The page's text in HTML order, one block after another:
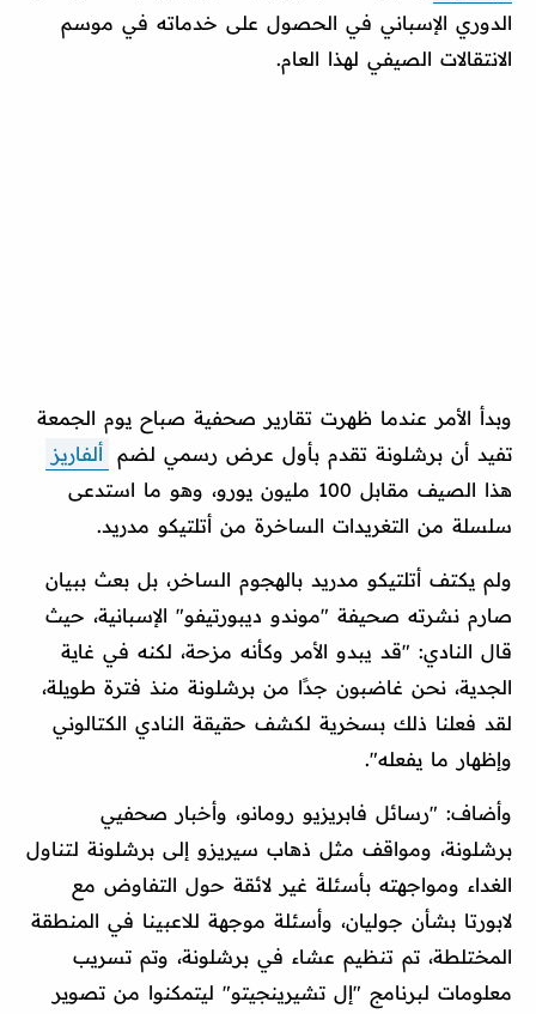
الدوري الإسباني في الحصول على خدماته في موسم
الانتقالات الصيفي لهذا العام.
وبدأ الأمر عندما ظهرت تقارير صحفية صباح يوم الجمعة
تفيد أن برشلونة تقدم بأول عرض رسمي لضم ألفاريز
هذا الصيف مقابل 100 مليون يورو، وهو ما استدعى
سلسلة من التغريدات الساخرة من أتلتيكو مدريد.
ولم يكتف أتلتيكو مدريد بالهجوم الساخر، بل بعث ببيان
صارم نشرته صحيفة "موندو ديبورتيفو" الإسبانية، حيث
قال النادي: "قد يبدو الأمر وكأنه مزحة، لكنه في غاية
الجدية، نحن غاضبون جدًا من برشلونة منذ فترة طويلة،
لقد فعلنا ذلك بسخرية لكشف حقيقة النادي الكتالوني
وإظهار ما يفعله".
وأضاف: "رسائل فابريزيو رومانو، وأخبار صحفيي
برشلونة، ومواقف مثل ذهاب سيريزو إلى برشلونة لتناول
الغداء ومواجهته بأسئلة غير لائقة حول التفاوض مع
لابورتا بشأن جوليان، وأسئلة موجهة للاعبينا في المنطقة
المختلطة، تم تنظيم عشاء في برشلونة، وتم تسريب
معلومات لبرنامج "إل تشيرينجيتو" ليتمكنوا من تصوير